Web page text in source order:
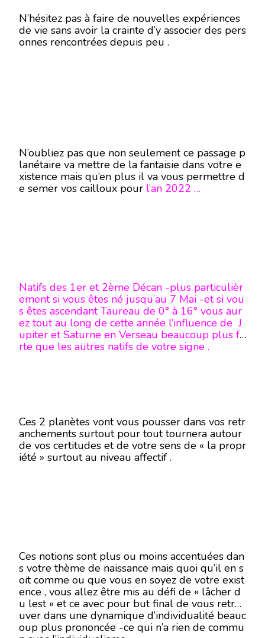
N’hésitez pas à faire de nouvelles expériences
de vie sans avoir la crainte d’y associer des pers
onnes rencontrées depuis peu .
N’oubliez pas que non seulement ce passage p
lanétaire va mettre de la fantaisie dans votre e
xistence mais qu’en plus il va vous permettre d
e semer vos cailloux pour l’an 2022 …
Natifs des 1er et 2ème Décan -plus particulièr
ement si vous êtes né jusqu’au 7 Mai -et si vou
s êtes ascendant Taureau de 0° à 16° vous aur
ez tout au long de cette année l’influence de J
upiter et Saturne en Verseau beaucoup plus fo
rte que les autres natifs de votre signe .
Ces 2 planètes vont vous pousser dans vos retr
anchements surtout pour tout tournera autour
de vos certitudes et de votre sens de « la propr
iété » surtout au niveau affectif .
Ces notions sont plus ou moins accentuées dan
s votre thème de naissance mais quoi qu’il en s
oit comme ou que vous en soyez de votre exist
ence , vous allez être mis au défi de « lâcher d
u lest » et ce avec pour but final de vous retro
uver dans une dynamique d’individualité beauc
oup plus prononcée -ce qui n’a rien de commu